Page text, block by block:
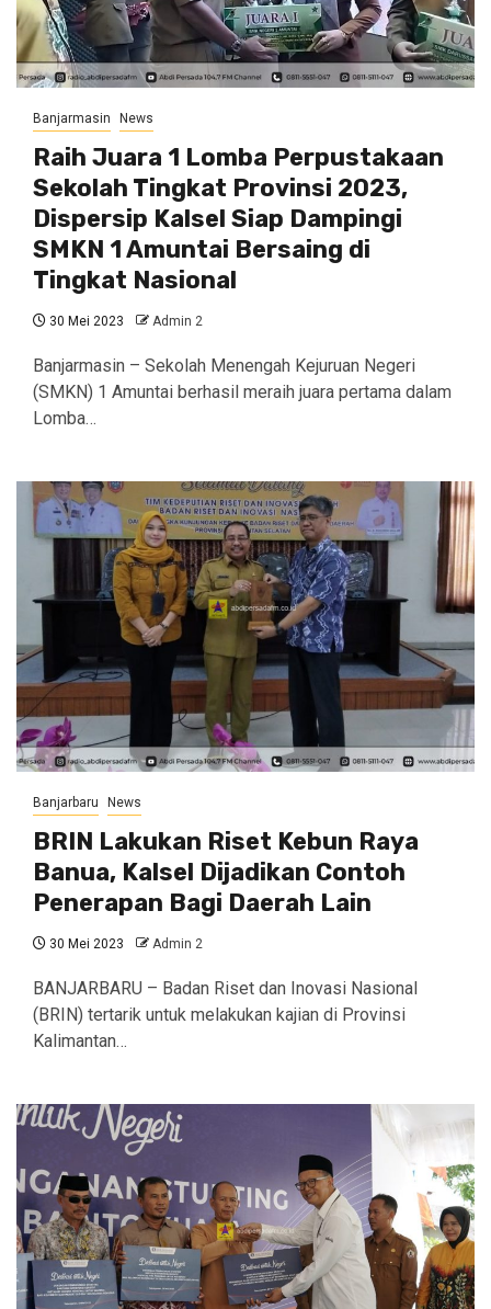
Banjarmasin News
Raih Juara 1 Lomba Perpustakaan
Sekolah Tingkat Provinsi 2023,
Dispersip Kalsel Siap Dampingi
SMKN 1 Amuntai Bersaing di
Tingkat Nasional
30 Mei 2023 Admin 2
Banjarmasin – Sekolah Menengah Kejuruan Negeri
(SMKN) 1 Amuntai berhasil meraih juara pertama dalam
Lomba…
Banjarbaru News
BRIN Lakukan Riset Kebun Raya
Banua, Kalsel Dijadikan Contoh
Penerapan Bagi Daerah Lain
30 Mei 2023 Admin 2
BANJARBARU – Badan Riset dan Inovasi Nasional
(BRIN) tertarik untuk melakukan kajian di Provinsi
Kalimantan…